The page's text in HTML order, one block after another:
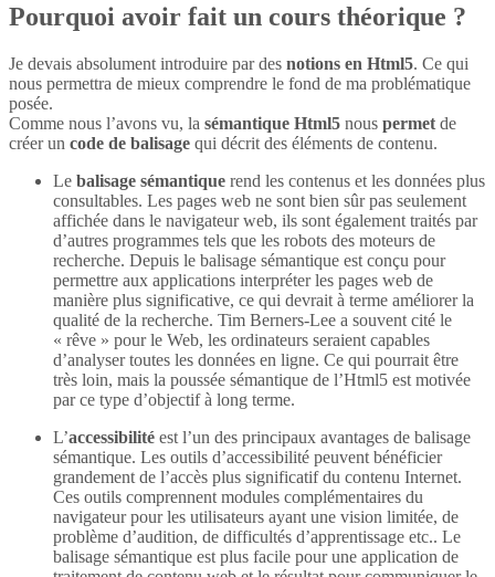
Pourquoi avoir fait un cours théorique ?
Je devais absolument introduire par des notions en Html5. Ce qui
nous permettra de mieux comprendre le fond de ma problématique
posée.
Comme nous l’avons vu, la sémantique Html5 nous permet de
créer un code de balisage qui décrit des éléments de contenu.
Le balisage sémantique rend les contenus et les données plus
consultables. Les pages web ne sont bien sûr pas seulement
affichée dans le navigateur web, ils sont également traités par
d’autres programmes tels que les robots des moteurs de
recherche. Depuis le balisage sémantique est conçu pour
permettre aux applications interpréter les pages web de
manière plus significative, ce qui devrait à terme améliorer la
qualité de la recherche. Tim Berners-Lee a souvent cité le
« rêve » pour le Web, les ordinateurs seraient capables
d’analyser toutes les données en ligne. Ce qui pourrait être
très loin, mais la poussée sémantique de l’Html5 est motivée
par ce type d’objectif à long terme.
L’accessibilité est l’un des principaux avantages de balisage
sémantique. Les outils d’accessibilité peuvent bénéficier
grandement de l’accès plus significatif du contenu Internet.
Ces outils comprennent modules complémentaires du
navigateur pour les utilisateurs ayant une vision limitée, de
problème d’audition, de difficultés d’apprentissage etc.. Le
balisage sémantique est plus facile pour une application de